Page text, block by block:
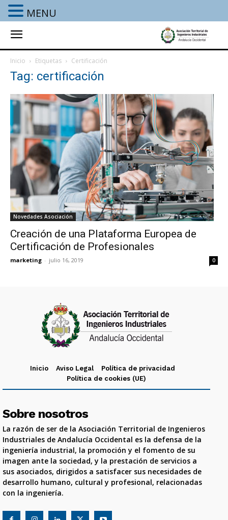
Inicio Etiquetas Certificación
Tag: certificación
Novedades Asociación
Creación de una Plataforma Europea de
Certificación de Profesionales
marketing - julio 16, 2019 0
Inicio Aviso Legal
Política de privacidad
Política de cookies (UE)
Sobre nosotros
La razón de ser de la Asociación Territorial de Ingenieros
Industriales de Andalucía Occidental es la defensa de la
ingeniería industrial, la promoción y el fomento de su
imagen ante la sociedad, y la prestación de servicios a
sus asociados, dirigidos a satisfacer sus necesidades de
desarrollo humano, cultural y profesional, relacionadas
con la ingeniería.
MENU